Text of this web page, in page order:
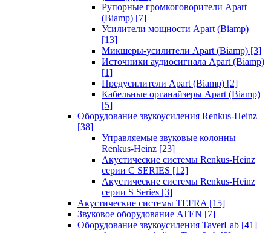
Рупорные громкоговорители Apart
(Biamp) [7]
Усилители мощности Apart (Biamp)
[13]
Микшеры-усилители Apart (Biamp) [3]
Источники аудиосигнала Apart (Biamp)
[1]
Предусилители Apart (Biamp) [2]
Кабельные органайзеры Apart (Biamp)
[5]
Оборудование звукоусиления Renkus-Heinz
[38]
Управляемые звуковые колонны
Renkus-Heinz [23]
Акустические системы Renkus-Heinz
серии C SERIES [12]
Акустические системы Renkus-Heinz
серии S Series [3]
Акустические системы TEFRA [15]
Звуковое оборудование ATEN [7]
Оборудование звукоусиления TaverLab [41]